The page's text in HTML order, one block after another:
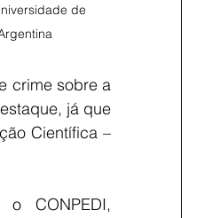
de
crime sobre a
já que
Científica –
CONPEDI,